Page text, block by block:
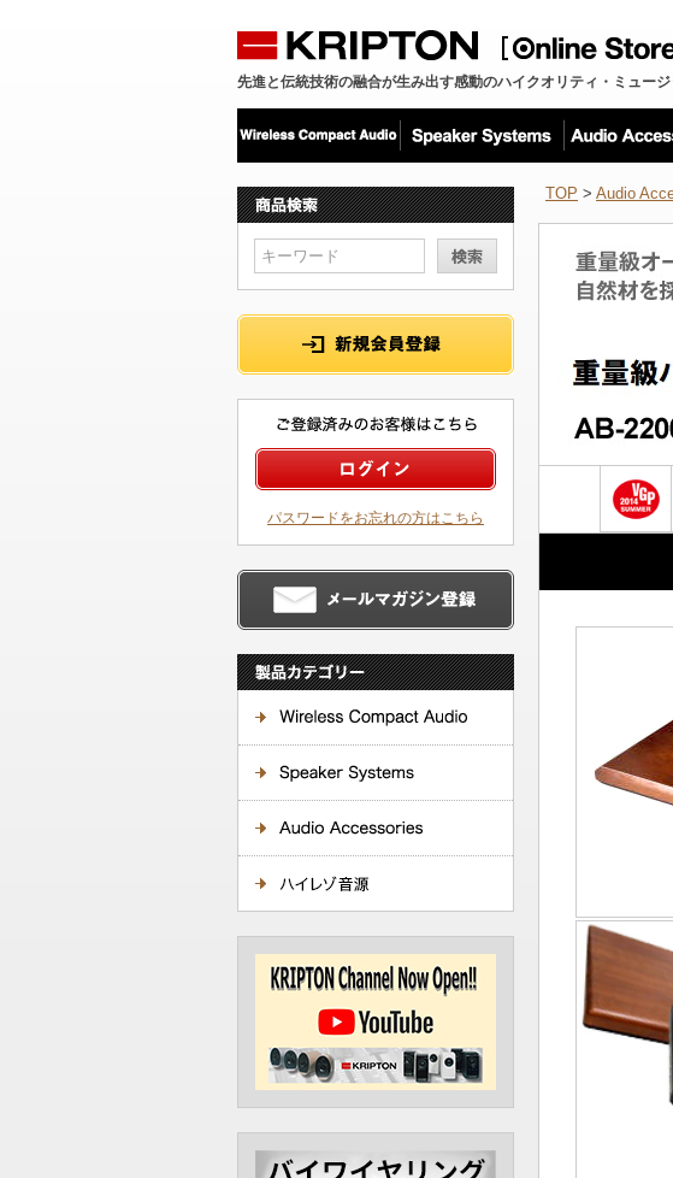
先進と伝統技術の融合が生み出す感動のハイクオリティ・ミュージ
パスワードをお忘れの方はこちら
TOP > Audio